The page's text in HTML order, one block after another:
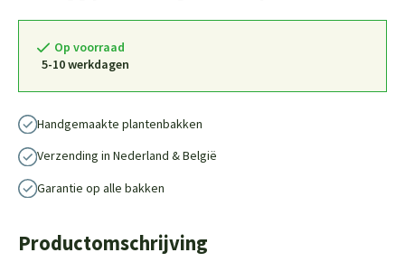
Op voorraad
5-10 werkdagen
Handgemaakte plantenbakken
Verzending in Nederland & België
Garantie op alle bakken
Productomschrijving